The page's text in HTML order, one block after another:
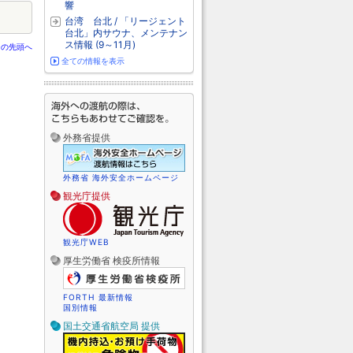
先頭へ
響
台湾 台北 / 「リージェント
台北」内サウナ、メンテナン
ス情報 (9～11月)
全ての情報を表示
外務省提供
外務省 海外安全ホームページ
観光庁提供
観光庁WEB
厚生労働省 検疫所情報
FORTH 最新情報
国別情報
国土交通省航空局 提供